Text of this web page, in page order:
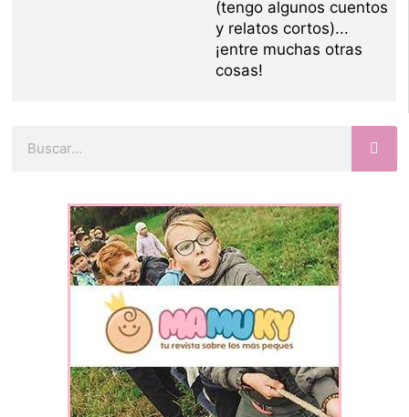
(tengo algunos cuentos
y relatos cortos)...
¡entre muchas otras
cosas!